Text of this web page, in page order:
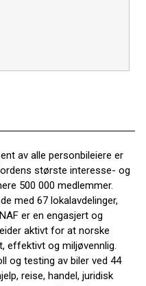
av alle personbileiere er
største interesse- og
500 000 medlemmer.
med 67 lokalavdelinger,
er en engasjert og
aktivt for at norske
effektivt og miljøvennlig.
og testing av biler ved 44
reise, handel, juridisk